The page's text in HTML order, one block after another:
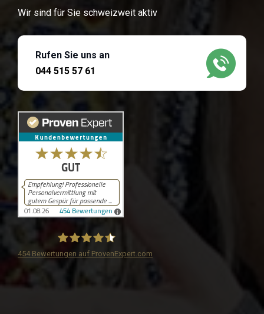
Wir sind für Sie schweizweit aktiv
Rufen Sie uns an
044 515 57 61
454 Bewertungen auf ProvenExpert.com